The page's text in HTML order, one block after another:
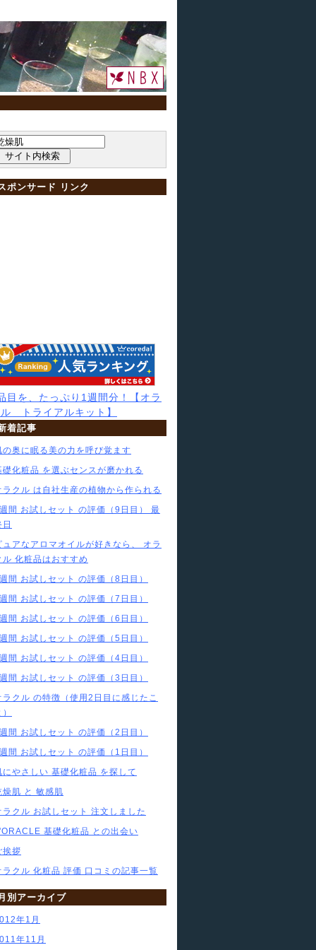
ポンサード リンク
目を、たっぷり1週間分！【オラ
トライアルキット】
着記事
の奥に眠る美の力を呼び覚ます
礎化粧品 を選ぶセンスが磨かれる
ラクル は自社生産の植物から作られる
間 お試しセット の評価（9日目） 最
ュアなアロマオイルが好きなら、 オラ
ル 化粧品はおすすめ
間 お試しセット の評価（8日目）
間 お試しセット の評価（7日目）
間 お試しセット の評価（6日目）
間 お試しセット の評価（5日目）
間 お試しセット の評価（4日目）
間 お試しセット の評価（3日目）
ラクル の特徴（使用2日目に感じたこ
間 お試しセット の評価（2日目）
間 お試しセット の評価（1日目）
にやさしい 基礎化粧品 を探して
燥肌 と 敏感肌
ラクル お試しセット 注文しました
基礎化粧品 との出会い
挨拶
ラクル 化粧品 評価 口コミの記事一覧
別アーカイブ
年1月
年11月